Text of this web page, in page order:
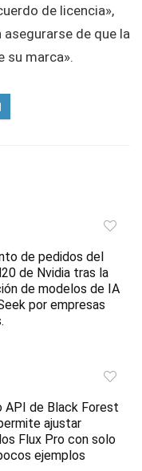
de licencia»,
de que la
su marca».
de pedidos del
de Nvidia tras la
de modelos de IA
por empresas
API de Black Forest
ajustar
Flux Pro con solo
ejemplos